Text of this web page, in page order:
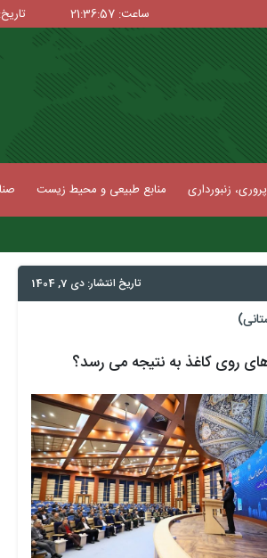
ساعت: 21:36:58 تاریخ: ۱۶ بهمن ۱۴۰۴
زنبورداری منابع طبیعی و محیط زیست
تاریخ انتشار: دی 7, 1404
روی کاغذ به نتیجه می رسد؟